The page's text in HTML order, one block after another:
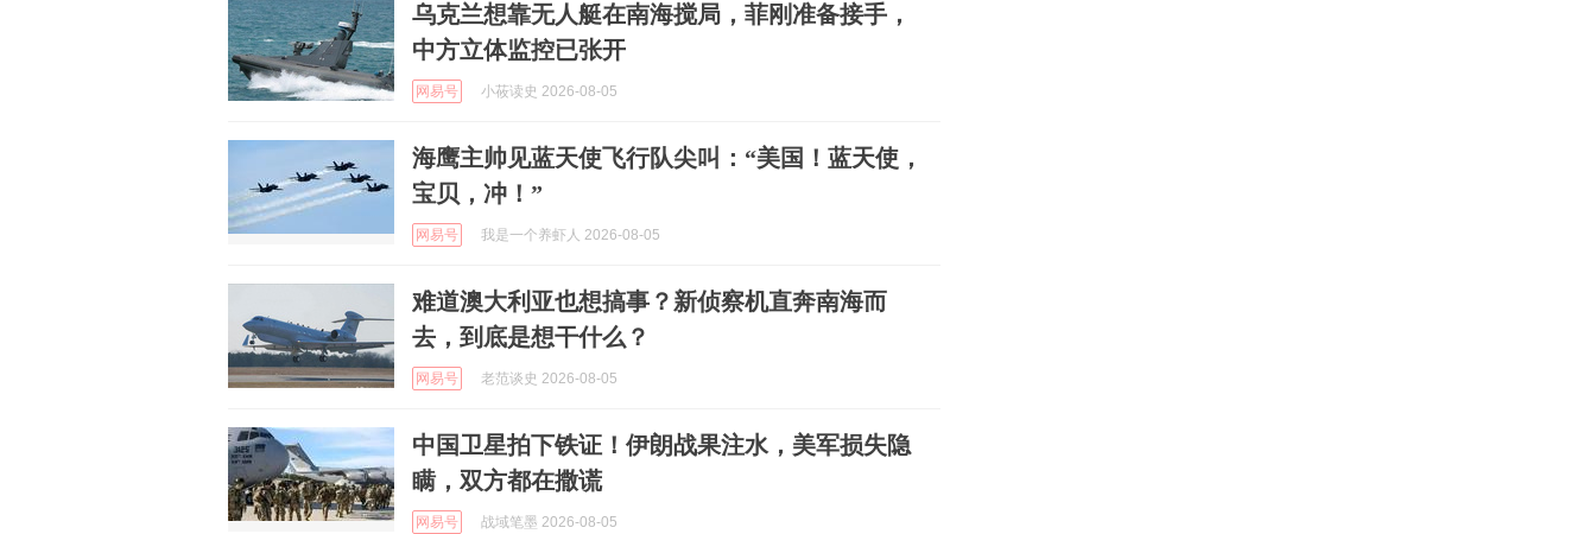
乌克兰想靠无人艇在南海搅局，菲刚准备接手，
中方立体监控已张开
网易号 小莜读史 2026-08-05
海鹰主帅见蓝天使飞行队尖叫：“美国！蓝天使，
宝贝，冲！”
网易号 我是一个养虾人 2026-08-05
难道澳大利亚也想搞事？新侦察机直奔南海而
去，到底是想干什么？
网易号 老范谈史 2026-08-05
中国卫星拍下铁证！伊朗战果注水，美军损失隐
瞒，双方都在撒谎
网易号 战域笔墨 2026-08-05